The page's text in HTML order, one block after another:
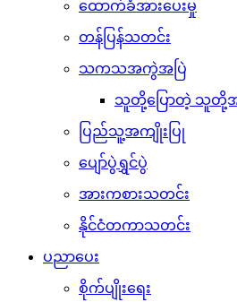
လက်မှုပညာ
စစ်ဘက်ဥပဒေ
လစာနှင့်စရိတ်နှုန်းထား
အထွေထွေဗဟုသုတ
စစ်ချီသီချင်း
စစ်သည်ရေး/ဆိုသီချင်းများ
ရဲစိတ်ရဲမာန်သီချင်းများ
ဖျော်ဖြေရေး
ဂုဏ်ပြုဇာတ်လမ်းများ
မှတ်တမ်းဗီဒီယိုများ